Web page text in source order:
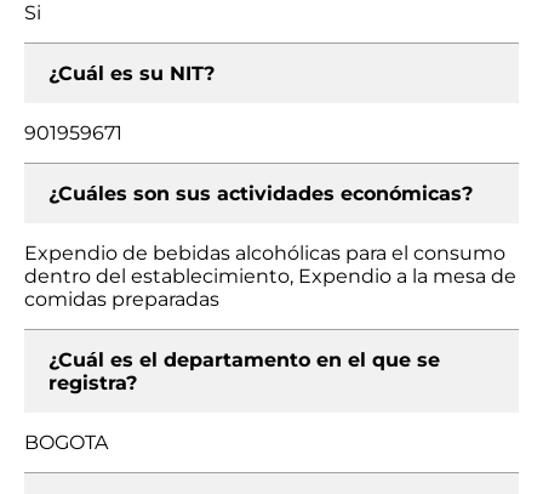
Si
¿Cuál es su NIT?
901959671
¿Cuáles son sus actividades económicas?
Expendio de bebidas alcohólicas para el consumo
dentro del establecimiento, Expendio a la mesa de
comidas preparadas
¿Cuál es el departamento en el que se
registra?
BOGOTA